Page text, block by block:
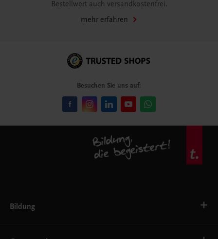
Bestellwert auch versandkostenfrei.
mehr erfahren
Besuchen Sie uns auf:
Bildung